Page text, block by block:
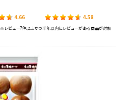
4.66 4.58
※レビュー7件以上かつ半年以内にレビューがある商品が対象